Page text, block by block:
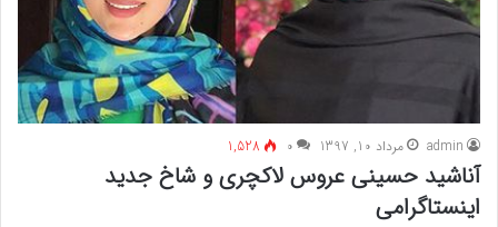
admin مرداد 10, 1397 ۰ 1,528
آناشید حسینی عروس لاکچری و شاخ جدید
اینستاگرامی